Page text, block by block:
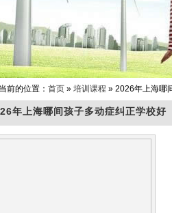
前的位置： 首页 » 培训课程 » 2026年上海哪
年上海哪间孩子多动症纠正学校好